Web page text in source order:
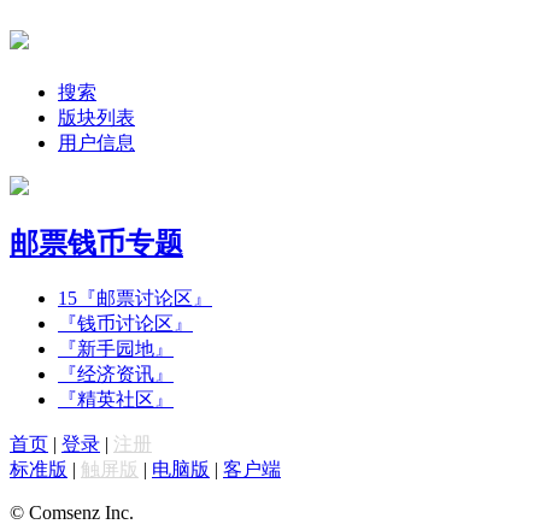
搜索
版块列表
用户信息
邮票钱币专题
15 『邮票讨论区』
『钱币讨论区』
『新手园地』
『经济资讯』
『精英社区』
首页 | 登录 | 注册
标准版 | 触屏版 | 电脑版 | 客户端
© Comsenz Inc.